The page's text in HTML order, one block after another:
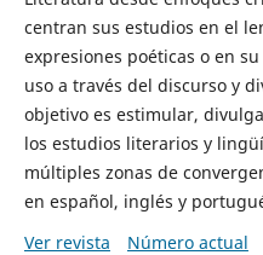
centran sus estudios en el
expresiones poéticas o en
uso a través del discurso y
objetivo es estimular,
los estudios literarios y
múltiples zonas de
en español, inglés y
Ver revista
Número actual